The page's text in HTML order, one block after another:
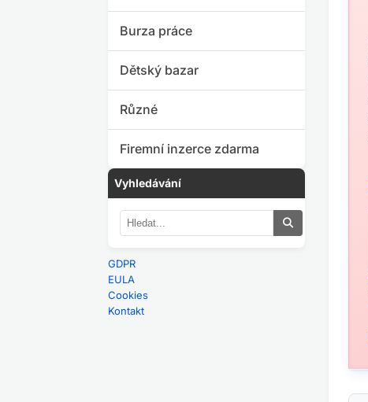
Burza práce
Dětský bazar
Různé
Firemní inzerce zdarma
Vyhledávání
GDPR
EULA
Cookies
Kontakt